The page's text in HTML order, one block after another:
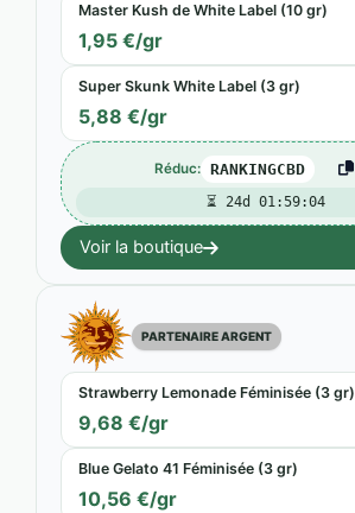
Master Kush de White Label (10 gr)
1,95 €/gr
Super Skunk White Label (3 gr)
5,88 €/gr
Réduc: RANKINGCBD
⏳ 24d 01:59:02
Voir la boutique
PARTENAIRE ARGENT
Strawberry Lemonade Féminisée (3 gr)
9,68 €/gr
Blue Gelato 41 Féminisée (3 gr)
10,56 €/gr